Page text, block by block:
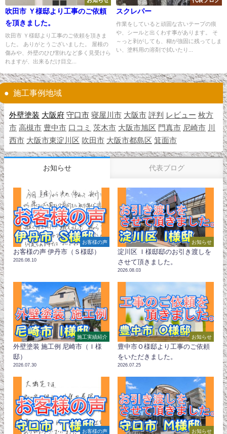
吹田市 Ｙ様邸より工事のご依頼
を頂きました。
吹田市 Ｙ様邸より工事のご依頼を頂きま
した。 ありがとうございました。 屋根の
傷みや、外壁のひび割れなど多く見受けら
れますが、出来るだけ目立...
スクレパー
作業をしていると頑固な古いテープの痕
や、シールと出くわす事があります。 そ
～っと剥がしても、糊が強固に残ってしま
い、塗料用の溶剤で拭いたり...
施工事例地域
外壁塗装 大阪府 守口市 寝屋川市 大阪市 評判 レビュー 枚方
市 高槻市 豊中市 口コミ 茨木市 大阪市旭区 門真市 尼崎市
川
西市 大阪市東淀川区 吹田市 大阪市都島区 箕面市
お知らせ 代表ブログ
お客様の声
お客様の声 伊丹市（Ｓ様邸）
2026.08.10
お知らせ
淀川区 Ｉ様邸邸のお引き渡しを
させて頂きました。
2026.08.03
施工実績紹介
外壁塗装 施工例 尼崎市（Ｉ様
邸）
2026.07.30
お知らせ
豊中市Ｏ様邸より工事のご依頼
をいただきました。
2026.07.25
お客様の声 お知らせ